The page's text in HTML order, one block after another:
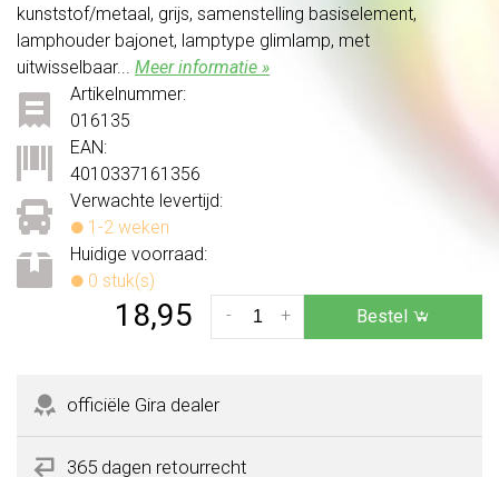
kunststof/metaal, grijs, samenstelling basiselement,
lamphouder bajonet, lamptype glimlamp, met
uitwisselbaar... Meer informatie »
Verwachte levertijd:
1-2 weken
Huidige voorraad:
0 stuk(s)
Artikelnummer:
016135
EAN:
4010337161356
18,95 +
- Bestel
officiële Gira dealer
365 dagen retourrecht